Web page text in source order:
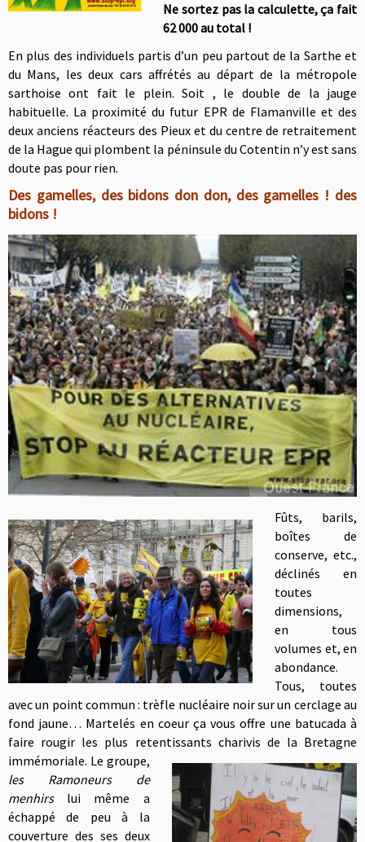
Ne sortez pas la calculette, ça fait
62 000 au total !
En plus des individuels partis d’un peu partout de la Sarthe et
du Mans, les deux cars affrétés au départ de la métropole
sarthoise ont fait le plein. Soit , le double de la jauge
habituelle. La proximité du futur EPR de Flamanville et des
deux anciens réacteurs des Pieux et du centre de retraitement
de la Hague qui plombent la péninsule du Cotentin n’y est sans
doute pas pour rien.
Des gamelles, des bidons don don, des gamelles ! des
bidons !
Fûts, barils,
boîtes de
conserve, etc.,
déclinés en
toutes
dimensions,
en tous
volumes et, en
abondance.
Tous, toutes
avec un point commun : trèfle nucléaire noir sur un cerclage au
fond jaune… Martelés en coeur ça vous offre une batucada à
faire rougir les plus retentissants charivis de la Bretagne
immémoriale. Le groupe,
les Ramoneurs de
menhirslui même a
échappé de peu à la
couverture des ses deux